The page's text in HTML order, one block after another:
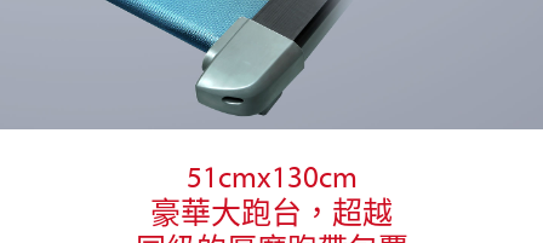
51cmx130cm
豪華大跑台，超越